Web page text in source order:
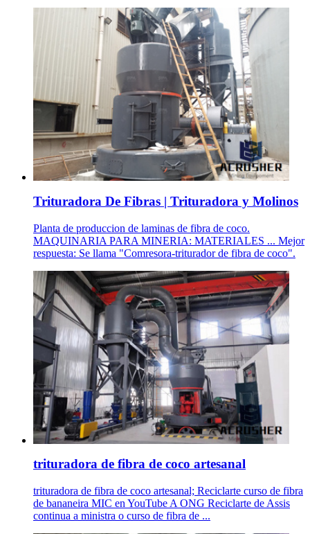
Trituradora De Fibras | Trituradora y Molinos
Planta de produccion de laminas de fibra de coco.
MAQUINARIA PARA MINERIA: MATERIALES ... Mejor
respuesta: Se llama "Comresora-triturador de fibra de coco".
trituradora de fibra de coco artesanal
trituradora de fibra de coco artesanal; Reciclarte curso de fibra
de bananeira MIC en YouTube A ONG Reciclarte de Assis
continua a ministra o curso de fibra de ...